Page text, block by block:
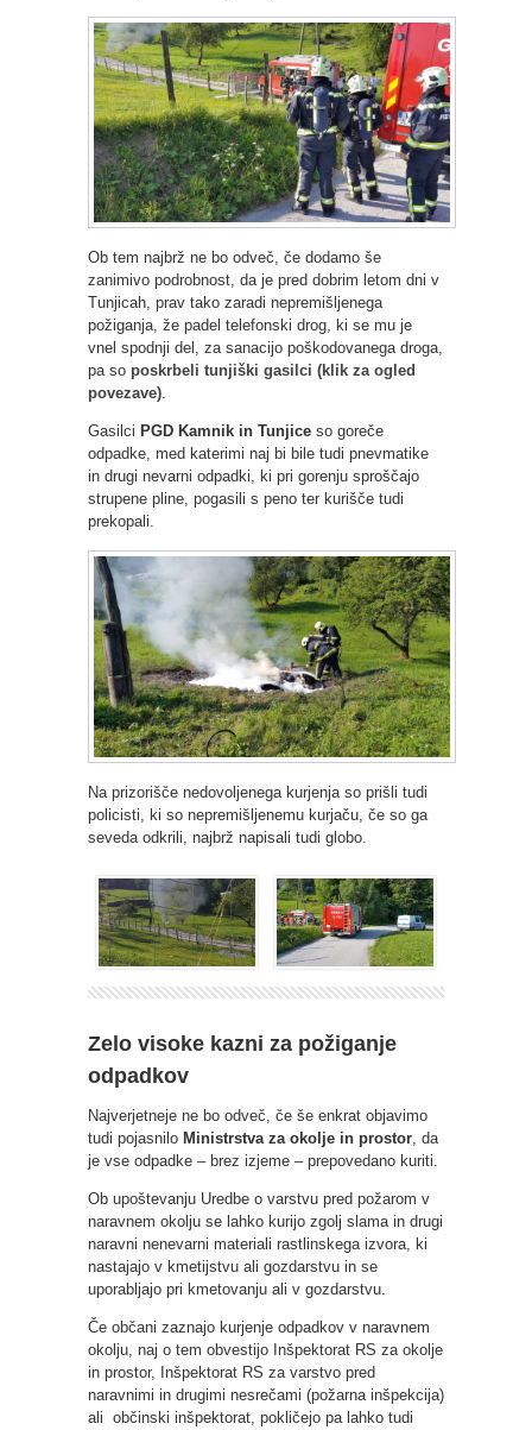
Ob tem najbrž ne bo odveč, če dodamo še
zanimivo podrobnost, da je pred dobrim letom dni v
Tunjicah, prav tako zaradi nepremišljenega
požiganja, že padel telefonski drog, ki se mu je
vnel spodnji del, za sanacijo poškodovanega droga,
pa so poskrbeli tunjiški gasilci (klik za ogled
povezave).
Gasilci PGD Kamnik in Tunjice so goreče
odpadke, med katerimi naj bi bile tudi pnevmatike
in drugi nevarni odpadki, ki pri gorenju sproščajo
strupene pline, pogasili s peno ter kurišče tudi
prekopali.
Na prizorišče nedovoljenega kurjenja so prišli tudi
policisti, ki so nepremišljenemu kurjaču, če so ga
seveda odkrili, najbrž napisali tudi globo.
Zelo visoke kazni za požiganje
odpadkov
Najverjetneje ne bo odveč, če še enkrat objavimo
tudi pojasnilo Ministrstva za okolje in prostor, da
je vse odpadke – brez izjeme – prepovedano kuriti.
Ob upoštevanju Uredbe o varstvu pred požarom v
naravnem okolju se lahko kurijo zgolj slama in drugi
naravni nenevarni materiali rastlinskega izvora, ki
nastajajo v kmetijstvu ali gozdarstvu in se
uporabljajo pri kmetovanju ali v gozdarstvu.
Če občani zaznajo kurjenje odpadkov v naravnem
okolju, naj o tem obvestijo Inšpektorat RS za okolje
in prostor, Inšpektorat RS za varstvo pred
naravnimi in drugimi nesrečami (požarna inšpekcija)
ali občinski inšpektorat, pokličejo pa lahko tudi